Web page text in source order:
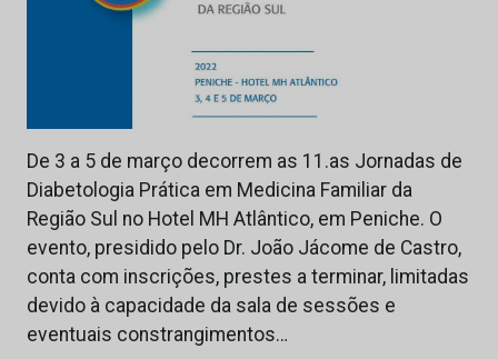
De 3 a 5 de março decorrem as 11.as Jornadas de
Diabetologia Prática em Medicina Familiar da
Região Sul no Hotel MH Atlântico, em Peniche. O
evento, presidido pelo Dr. João Jácome de Castro,
conta com inscrições, prestes a terminar, limitadas
devido à capacidade da sala de sessões e
eventuais constrangimentos…